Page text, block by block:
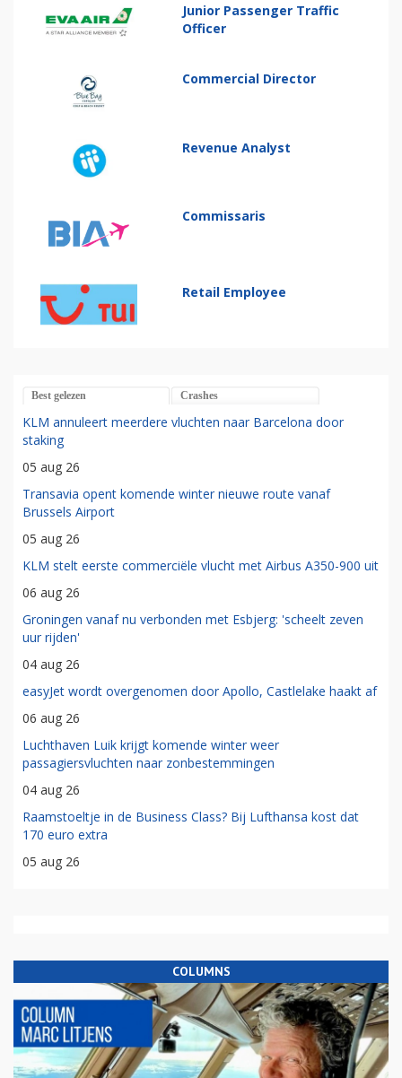
Junior Passenger Traffic
Officer
Commercial Director
Revenue Analyst
Commissaris
Retail Employee
Best gelezen Crashes
KLM annuleert meerdere vluchten naar Barcelona door
staking
05 aug 26
Transavia opent komende winter nieuwe route vanaf
Brussels Airport
05 aug 26
KLM stelt eerste commerciële vlucht met Airbus A350-900 uit
06 aug 26
Groningen vanaf nu verbonden met Esbjerg: 'scheelt zeven
uur rijden'
04 aug 26
easyJet wordt overgenomen door Apollo, Castlelake haakt af
06 aug 26
Luchthaven Luik krijgt komende winter weer
passagiersvluchten naar zonbestemmingen
04 aug 26
Raamstoeltje in de Business Class? Bij Lufthansa kost dat
170 euro extra
05 aug 26
COLUMNS